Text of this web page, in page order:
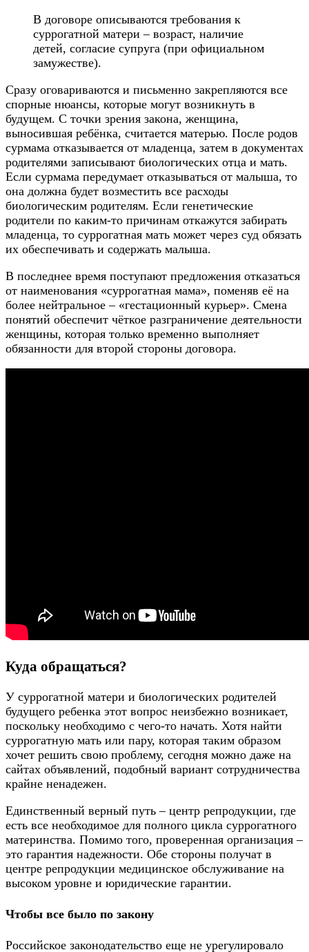
В договоре описываются требования к
суррогатной матери – возраст, наличие
детей, согласие супруга (при официальном
замужестве).
Сразу оговариваются и письменно закрепляются все
спорные нюансы, которые могут возникнуть в
будущем. С точки зрения закона, женщина,
выносившая ребёнка, считается матерью. После родов
сурмама отказывается от младенца, затем в документах
родителями записывают биологических отца и мать.
Если сурмама передумает отказываться от малыша, то
она должна будет возместить все расходы
биологическим родителям. Если генетические
родители по каким-то причинам откажутся забирать
младенца, то суррогатная мать может через суд обязать
их обеспечивать и содержать малыша.
В последнее время поступают предложения отказаться
от наименования «суррогатная мама», поменяв её на
более нейтральное – «гестационный курьер». Смена
понятий обеспечит чёткое разграничение деятельности
женщины, которая только временно выполняет
обязанности для второй стороны договора.
Куда обращаться?
У суррогатной матери и биологических родителей
будущего ребенка этот вопрос неизбежно возникает,
поскольку необходимо с чего-то начать. Хотя найти
суррогатную мать или пару, которая таким образом
хочет решить свою проблему, сегодня можно даже на
сайтах объявлений, подобный вариант сотрудничества
крайне ненадежен.
Единственный верный путь – центр репродукции, где
есть все необходимое для полного цикла суррогатного
материнства. Помимо того, проверенная организация –
это гарантия надежности. Обе стороны получат в
центре репродукции медицинское обслуживание на
высоком уровне и юридические гарантии.
Чтобы все было по закону
Российское законодательство еще не урегулировало